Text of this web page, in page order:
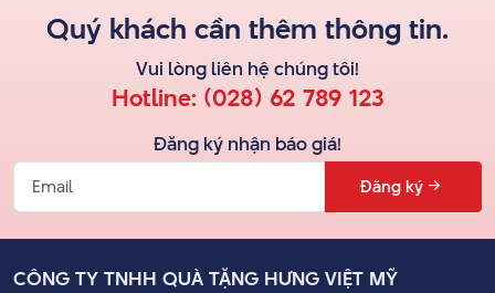
Quý khách cần thêm thông tin.
Vui lòng liên hệ chúng tôi!
Hotline: (028) 62 789 123
Đăng ký nhận báo giá!
Đăng ký
CÔNG TY TNHH QUÀ TẶNG HƯNG VIỆT MỸ